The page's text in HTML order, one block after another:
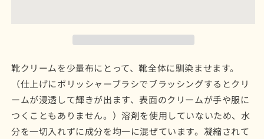
ム
（ラ
イ
ト
ブ
ク
リ
ー
ム
（ラ
イ
ト
ブ
靴クリームを少量布にとって、靴全体に馴染ませます。
（仕上げにポリッシャーブラシでブラッシングするとクリ
ームが浸透して輝きが出ます、表面のクリームが手や服に
つくこともありません。）溶剤を使用していないため、水
分を一切入れずに成分を均一に混ぜています。凝縮されて